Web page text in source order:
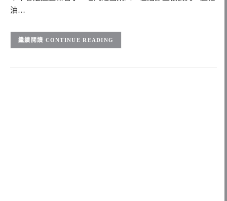
油…
CONTINUE READING